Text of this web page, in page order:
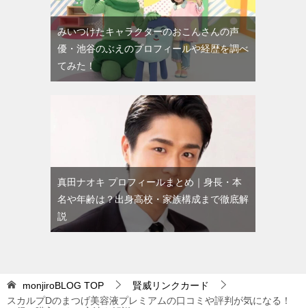
みいつけたキャラクターのおこんさんの声
優・池谷のぶえのプロフィールや経歴を調べ
てみた！
真田ナオキ プロフィールまとめ｜身長・本
名や年齢は？出身高校・家族構成まで徹底解
説
monjiroBLOG TOP
賢威リンクカード
スカルプDのまつげ美容液プレミアムの口コミや評判が気になる！